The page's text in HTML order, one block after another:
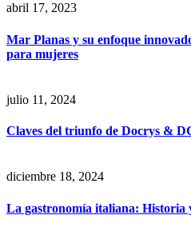
abril 17, 2023
Mar Planas y su enfoque
para mujeres
julio 11, 2024
Claves del triunfo de Docrys &
diciembre 18, 2024
La gastronomía italiana: Historia